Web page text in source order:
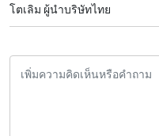
โตเลิม ผู้นำบริษัทไทย